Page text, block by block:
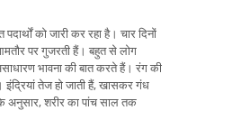
को जारी कर रहा है। चार दिनों
पर गुजरती हैं। बहुत से लोग
भावना की बात करते हैं। रंग की
तेज हो जाती हैं, खासकर गंध
अनुसार, शरीर का पांच साल तक